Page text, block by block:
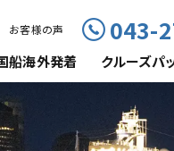
船海外発着 クルーズパ
お客様の声 043-